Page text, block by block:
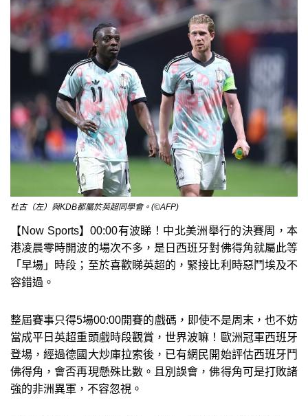
杜古（左）與KDB都屬於英超同學會。(©AFP)
【Now Sports】00:00有波睇！中北美洲舉行的決賽周，本
港凌晨零時開波的場次不多，是日西班牙對佛得角就屬此等
「早場」時段；至於喜歡睇英超的，緊接比利時惡鬥埃及不
容錯過。
整屆賽事只得5場00:00開賽的戲碼，即使不是周末，也不妨
當成平日英超重頭戲時段觀賞，世界波嘛！歐洲冠軍西班牙
登場，經過德國大炒庫拉索後，已有網民開始評估西班牙鬥
佛得角，會否再現懸殊比數。且別誤會，佛得角可是打敗諸
強的非洲異軍，不容忽視。